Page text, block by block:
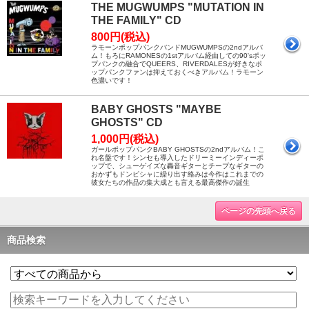
THE MUGWUMPS "MUTATION IN
THE FAMILY" CD
800円(税込)
ラモーンポップパンクバンドMUGWUMPSの2ndアルバ
ム！もろにRAMONESの1stアルバム経由しての90'sポッ
プパンクの融合でQUEERS、RIVERDALESが好きなポ
ップパンクファンは抑えておくべきアルバム！ラモーン
色濃いです！
BABY GHOSTS "MAYBE
GHOSTS" CD
1,000円(税込)
ガールポップパンクBABY GHOSTSの2ndアルバム！こ
れ名盤です！シンセも導入したドリーミーインディーポ
ップで、シューゲイズな轟音ギターとチープなギターの
おかずもドンピシャに繰り出す絡みは今作はこれまでの
彼女たちの作品の集大成とも言える最高傑作の誕生
ページの先頭へ戻る
商品検索